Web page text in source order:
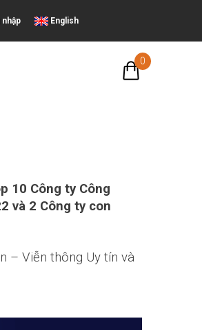
nhập English
0
10 Công ty Công
và 2 Công ty con
– Viễn thông Uy tín và